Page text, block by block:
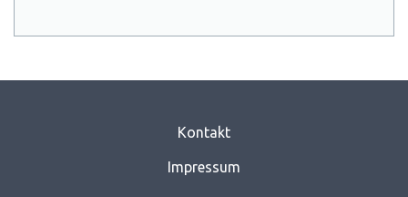
Kontakt
Impressum